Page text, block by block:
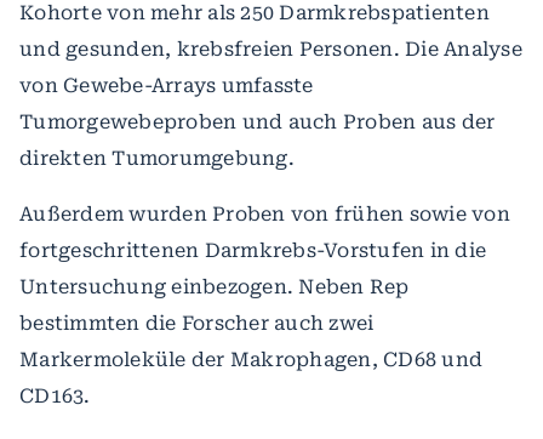
Kohorte von mehr als 250 Darmkrebspatienten
und gesunden, krebsfreien Personen. Die Analyse
von Gewebe-Arrays umfasste
Tumorgewebeproben und auch Proben aus der
direkten Tumorumgebung.
Außerdem wurden Proben von frühen sowie von
fortgeschrittenen Darmkrebs-Vorstufen in die
Untersuchung einbezogen. Neben Rep
bestimmten die Forscher auch zwei
Markermoleküle der Makrophagen, CD68 und
CD163.